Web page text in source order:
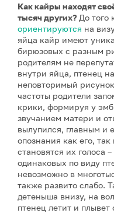
Как кайры находят
тысяч других? До того
ориентируются на
яйца кайр имеют
бирюзовых с разным
родителям не
внутри яйца, птенец
неповторимый
частоты родители
крики, формируя у
звучанием матери и
вылупился, главным и
опознания как его,
становятся их голоса
одинаковых по виду
невозможно в
также развито слабо.
детеныша внизу, на
птенец летит и плывет